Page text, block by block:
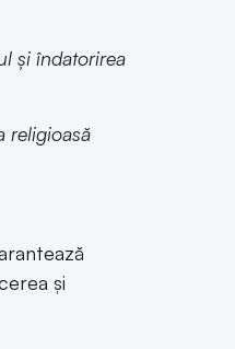
și îndatorirea
religioasă
și